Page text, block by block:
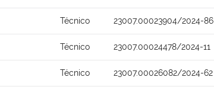
Técnico 23007.00023904/2024-86
Técnico 23007.00024478/2024-11
Técnico 23007.00026082/2024-62